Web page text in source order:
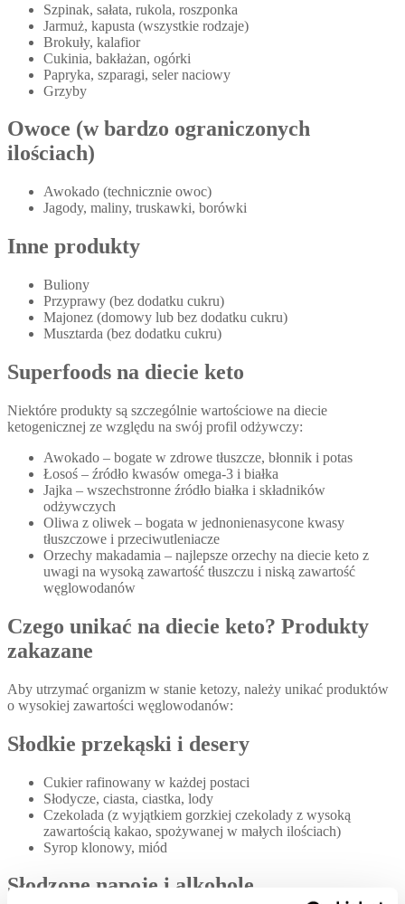
Szpinak, sałata, rukola, roszponka
Jarmuż, kapusta (wszystkie rodzaje)
Brokuły, kalafior
Cukinia, bakłażan, ogórki
Papryka, szparagi, seler naciowy
Grzyby
Owoce (w bardzo ograniczonych
ilościach)
Awokado (technicznie owoc)
Jagody, maliny, truskawki, borówki
Inne produkty
Buliony
Przyprawy (bez dodatku cukru)
Majonez (domowy lub bez dodatku cukru)
Musztarda (bez dodatku cukru)
Superfoods na diecie keto
Niektóre produkty są szczególnie wartościowe na diecie
ketogenicznej ze względu na swój profil odżywczy:
Awokado – bogate w zdrowe tłuszcze, błonnik i potas
Łosoś – źródło kwasów omega-3 i białka
Jajka – wszechstronne źródło białka i składników
odżywczych
Oliwa z oliwek – bogata w jednonienasycone kwasy
tłuszczowe i przeciwutleniacze
Orzechy makadamia – najlepsze orzechy na diecie keto z
uwagi na wysoką zawartość tłuszczu i niską zawartość
węglowodanów
Czego unikać na diecie keto? Produkty
zakazane
Aby utrzymać organizm w stanie ketozy, należy unikać produktów
o wysokiej zawartości węglowodanów:
Słodkie przekąski i desery
Cukier rafinowany w każdej postaci
Słodycze, ciasta, ciastka, lody
Czekolada (z wyjątkiem gorzkiej czekolady z wysoką
zawartością kakao, spożywanej w małych ilościach)
Syrop klonowy, miód
Słodzone napoje i alkohole